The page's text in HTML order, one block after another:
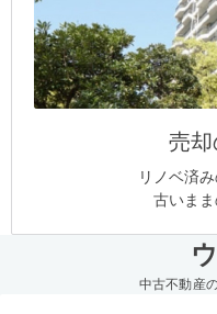
売
リノベ済
古いま
中古不動産